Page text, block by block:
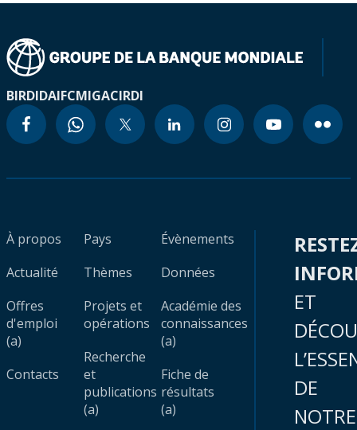
BIRDIDAIFCMIGACIRDI
À propos
Actualité
Offres
d'emploi
(a)
Contacts
Pays
Thèmes
Projets et
opérations
Recherche
et
publications
(a)
Évènements
Données
Académie des
connaissances
(a)
Fiche de
résultats
(a)
ET
DE
NOTRE